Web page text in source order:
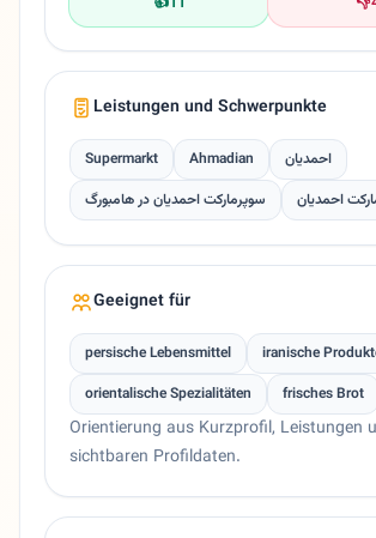
Leistungen und Schwerpunkte
Supermarkt Ahmadian
احمدیان
سوپرمارکت احمدیان در هامبورگ
احمدیان
Geeignet für
persische Lebensmittel
iranische
orientalische Spezialitäten
frisches Brot
Orientierung aus Kurzprofil, Leistungen
sichtbaren Profildaten.